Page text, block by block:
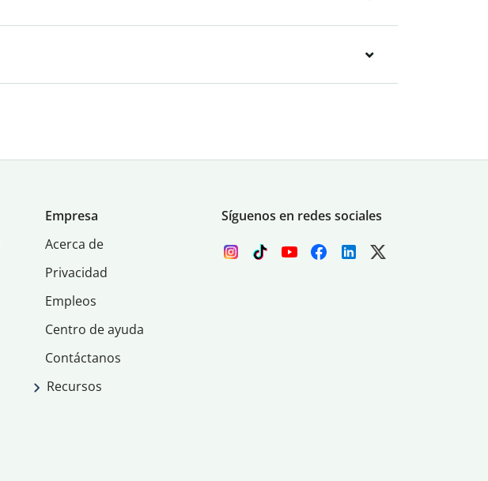
Empresa
Acerca de
Privacidad
Empleos
Centro de ayuda
Contáctanos
Recursos
Síguenos en redes sociales